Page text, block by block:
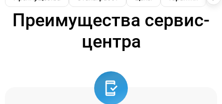
Преимущества сервис-
центра